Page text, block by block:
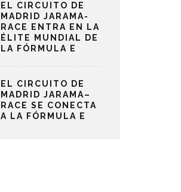
EL CIRCUITO DE
MADRID JARAMA-
RACE ENTRA EN LA
ÉLITE MUNDIAL DE
LA FÓRMULA E
EL CIRCUITO DE
MADRID JARAMA–
RACE SE CONECTA
A LA FÓRMULA E